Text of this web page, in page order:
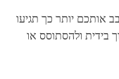
אותכם יותר כך תגיעו
ולהסתוסס או